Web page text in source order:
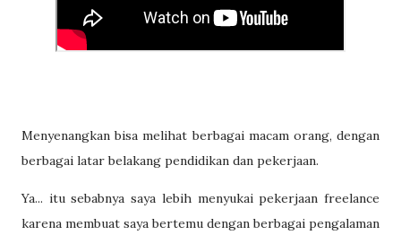
Menyenangkan bisa melihat berbagai macam orang, dengan
berbagai latar belakang pendidikan dan pekerjaan.
Ya... itu sebabnya saya lebih menyukai pekerjaan freelance
karena membuat saya bertemu dengan berbagai pengalaman